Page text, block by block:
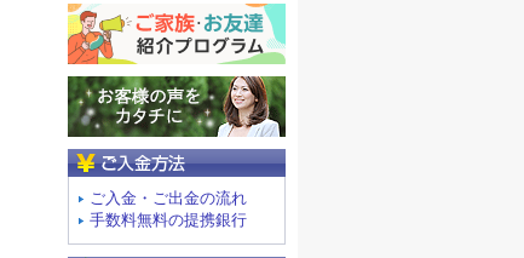
ご入金・ご出金の流れ
手数料無料の提携銀行